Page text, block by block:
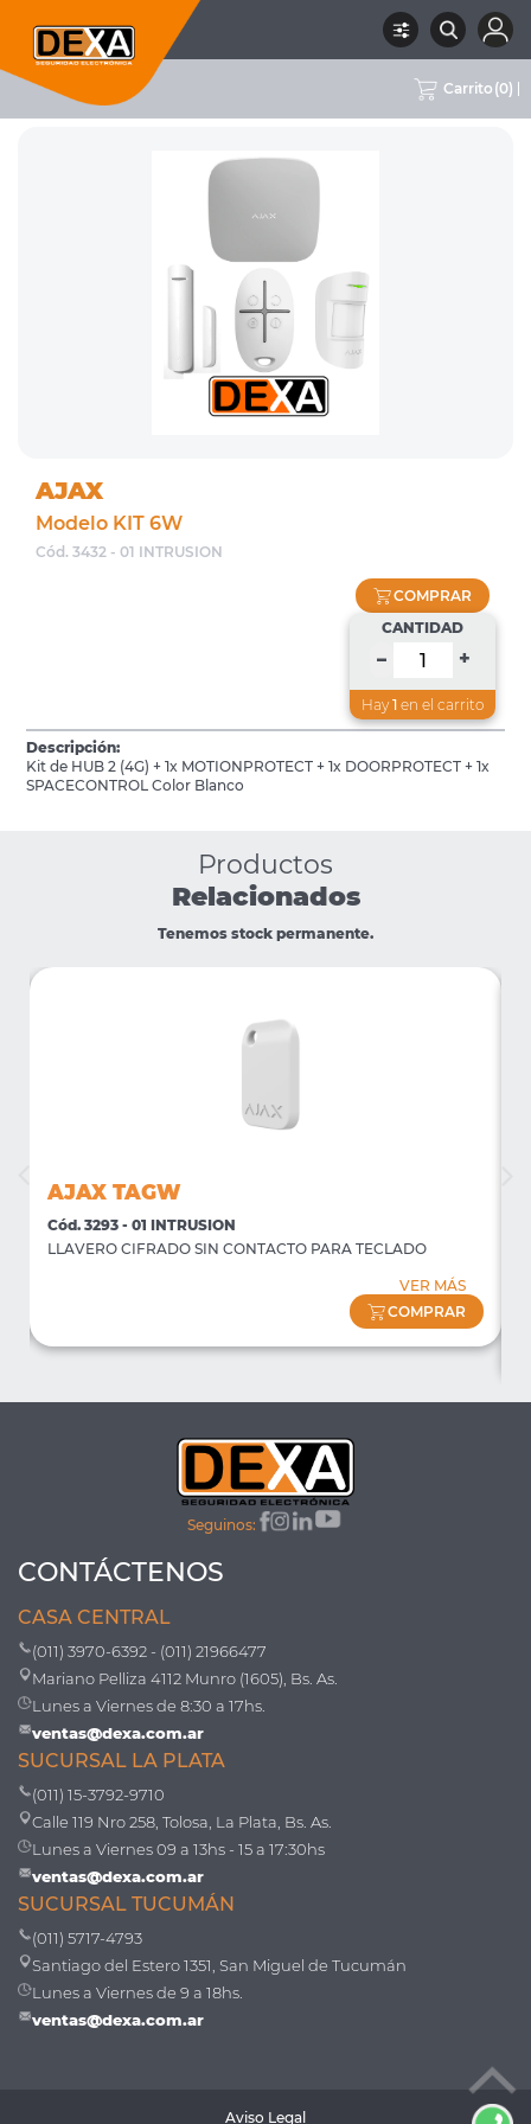
Carrito (0)
RUBRO 01 INTRUSION AJAX
AJAX
Modelo KIT 6W
Cód. 3432 - 01 INTRUSION
COMPRAR
CANTIDAD
– +
Hay 1 en el carrito
Descripción:
Kit de HUB 2 (4G) + 1x MOTIONPROTECT + 1x DOORPROTECT + 1x
SPACECONTROL Color Blanco
Productos
Relacionados
Tenemos stock permanente.
AJAX TAGW
Cód. 3293 - 01 INTRUSION
LLAVERO CIFRADO SIN CONTACTO PARA TECLADO
VER MÁS
COMPRAR
Seguinos:
CONTÁCTENOS
CASA CENTRAL
(011) 3970-6392 - (011) 21966477
Mariano Pelliza 4112 Munro (1605), Bs. As.
Lunes a Viernes de 8:30 a 17hs.
ventas@dexa.com.ar
SUCURSAL LA PLATA
(011) 15-3792-9710
Calle 119 Nro 258, Tolosa, La Plata, Bs. As.
Lunes a Viernes 09 a 13hs - 15 a 17:30hs
ventas@dexa.com.ar
SUCURSAL TUCUMÁN
(011) 5717-4793
Santiago del Estero 1351, San Miguel de Tucumán
Lunes a Viernes de 9 a 18hs.
ventas@dexa.com.ar
Aviso Legal